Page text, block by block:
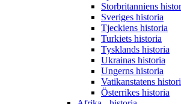
Storbritanniens
Sveriges historia
Tjeckiens historia
Turkiets historia
Tysklands historia
Ukrainas historia
Ungerns historia
Vatikanstatens
Österrikes historia